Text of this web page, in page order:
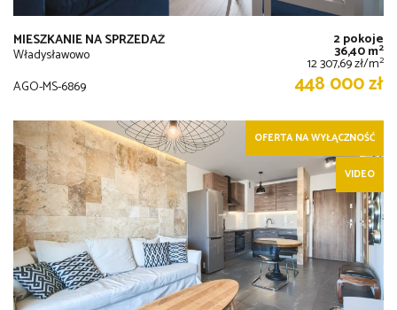
MIESZKANIE NA SPRZEDAŻ
Władysławowo
2 pokoje
36,40 m2
12 307,69 zł/m2
AGO-MS-6869 448 000 zł
OFERTA NA WYŁĄCZNOŚĆ
VIDEO